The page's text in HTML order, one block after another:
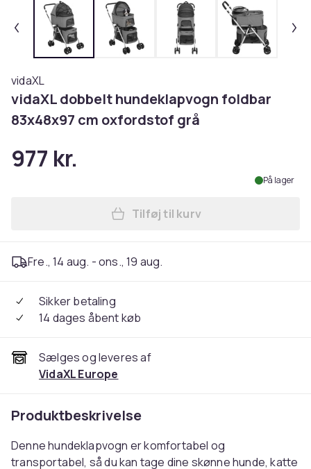
vidaXL
vidaXL dobbelt hundeklapvogn foldbar
83x48x97 cm oxfordstof grå
977 kr.
På lager
Læg vidaXL dobbelt
Tilføj til kurv
Fre., 14 aug. - ons., 19 aug.
Sikker betaling
14 dages åbent køb
Sælges og leveres af
VidaXL Europe
Produktbeskrivelse
Denne hundeklapvogn er komfortabel og
transportabel, så du kan tage dine skønne hunde, katte